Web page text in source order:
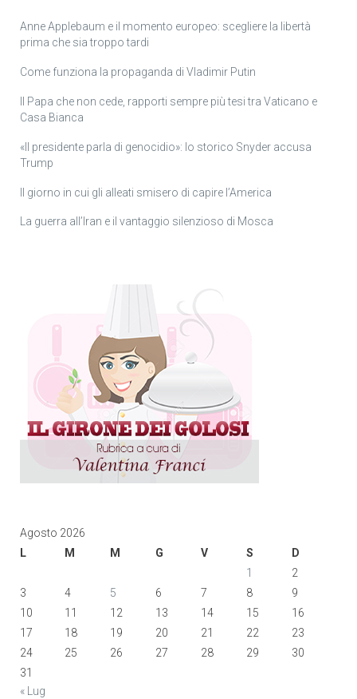
Anne Applebaum e il momento europeo: scegliere la libertà
prima che sia troppo tardi
Come funziona la propaganda di Vladimir Putin
Il Papa che non cede, rapporti sempre più tesi tra Vaticano e
Casa Bianca
«Il presidente parla di genocidio»: lo storico Snyder accusa
Trump
Il giorno in cui gli alleati smisero di capire l’America
La guerra all’Iran e il vantaggio silenzioso di Mosca
Agosto 2026
L
M M G V S
D
1
2
3
4 5 6 7 8
9
10
11 12 13 14 15
16
17
18 19 20 21 22
23
24
25 26 27 28 29
30
31
« Lug